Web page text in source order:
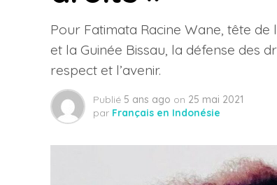
Pour Fatimata Racine Wane, tête
et la Guinée Bissau, la défense des
respect et l’avenir.
Publié 5 ans ago on 25 mai 2021
par Français en Indonésie